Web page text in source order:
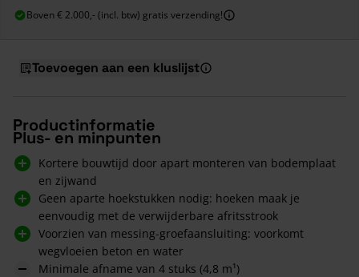
Boven € 2.000,- (incl. btw) gratis verzending!
Toevoegen aan een kluslijst
Productinformatie
Plus- en minpunten
Kortere bouwtijd door apart monteren van bodemplaat
en zijwand
Geen aparte hoekstukken nodig: hoeken maak je
eenvoudig met de verwijderbare afritsstrook
Voorzien van messing-groefaansluiting: voorkomt
wegvloeien beton en water
Minimale afname van 4 stuks (4,8 m¹)